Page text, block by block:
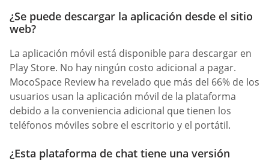
¿Se puede descargar la aplicación desde el sitio
web?
La aplicación móvil está disponible para descargar en
Play Store. No hay ningún costo adicional a pagar.
MocoSpace Review ha revelado que más del 66% de los
usuarios usan la aplicación móvil de la plataforma
debido a la conveniencia adicional que tienen los
teléfonos móviles sobre el escritorio y el portátil.
¿Esta plataforma de chat tiene una versión